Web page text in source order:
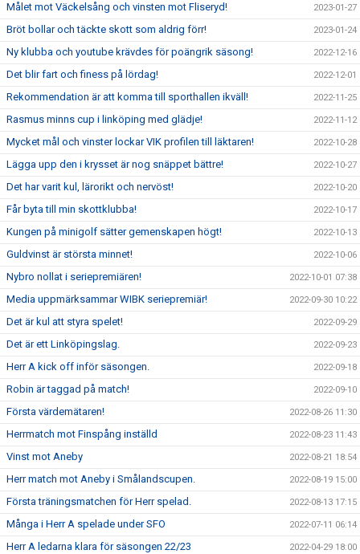
Målet mot Väckelsång och vinsten mot Fliseryd! 2023-01-27
Bröt bollar och täckte skott som aldrig förr! 2023-01-24
Ny klubba och youtube krävdes för poängrik säsong! 2022-12-16
Det blir fart och finess på lördag! 2022-12-01
Rekommendation är att komma till sporthallen ikväll! 2022-11-25
Rasmus minns cup i linköping med glädje! 2022-11-12
Mycket mål och vinster lockar VIK profilen till läktaren! 2022-10-28
Lägga upp den i krysset är nog snäppet bättre! 2022-10-27
Det har varit kul, lärorikt och nervöst! 2022-10-20
Får byta till min skottklubba! 2022-10-17
Kungen på minigolf sätter gemenskapen högt! 2022-10-13
Guldvinst är största minnet! 2022-10-06
Nybro nollat i seriepremiären! 2022-10-01 07:38
Media uppmärksammar WIBK seriepremiär! 2022-09-30 10:22
Det är kul att styra spelet! 2022-09-29
Det är ett Linköpingslag. 2022-09-23
Herr A kick off inför säsongen. 2022-09-18
Robin är taggad på match! 2022-09-10
Första värdemätaren! 2022-08-26 11:30
Herrmatch mot Finspång inställd 2022-08-23 11:43
Vinst mot Aneby 2022-08-21 18:54
Herr match mot Aneby i Smålandscupen. 2022-08-19 15:00
Första träningsmatchen för Herr spelad. 2022-08-13 17:15
Många i Herr A spelade under SFO 2022-07-11 06:14
Herr A ledarna klara för säsongen 22/23 2022-04-29 18:00